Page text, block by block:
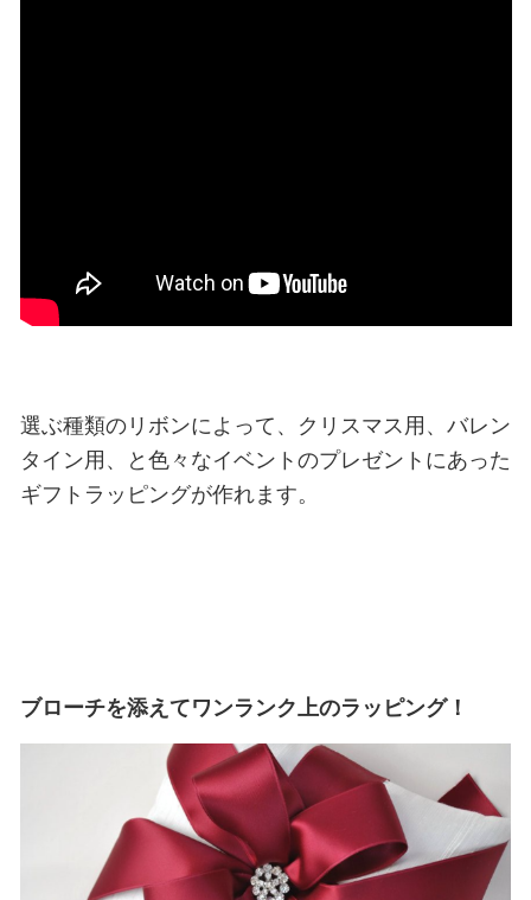
選ぶ種類のリボンによって、クリスマス用、バレン
タイン用、と色々なイベントのプレゼントにあった
ギフトラッピングが作れます。
ブローチを添えてワンランク上のラッピング！